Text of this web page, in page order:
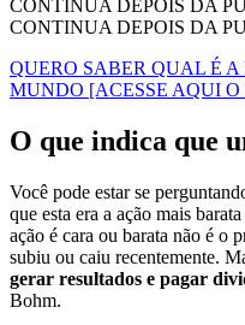
CONTINUA DEPOIS DA
CONTINUA DEPOIS DA
QUERO SABER QUAL É
MUNDO [ACESSE AQUI
O que indica que
Você pode estar se
que esta era a ação mais
ação é cara ou barata não é o
subiu ou caiu recentemente.
gerar resultados e pagar
Bohm.